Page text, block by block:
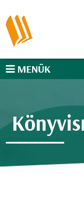
MENÜK